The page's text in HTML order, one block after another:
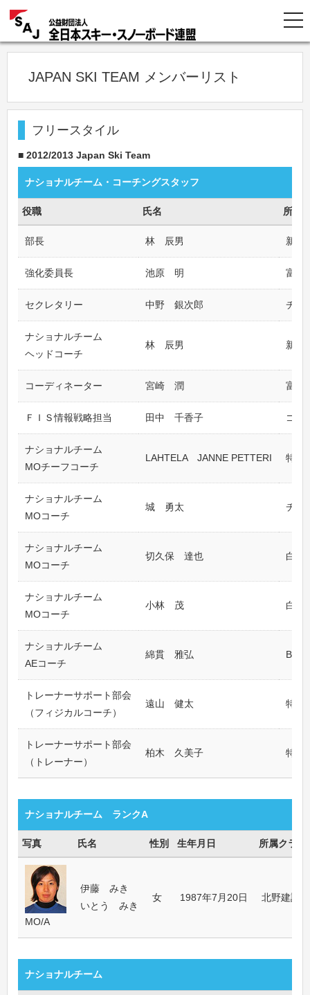
JAPAN SKI TEAM メンバーリスト
フリースタイル
■ 2012/2013 Japan Ski Team
ナショナルチーム・コーチングスタッフ
役職 氏名 所属
部長 林 辰男 新治
強化委員長 池原 明 富山
セクレタリー 中野 銀次郎 チー
ナショナルチーム
ヘッドコーチ
林 辰男 新治
コーディネーター 宮崎 潤 富山
ＦＩＳ情報戦略担当 田中 千香子 ゴー
ナショナルチーム
MOチーフコーチ
LAHTELA JANNE PETTERI 特別
ナショナルチーム
MOコーチ
城 勇太 チー
ナショナルチーム
MOコーチ
切久保 達也 白馬
ナショナルチーム
MOコーチ
小林 茂 白馬
ナショナルチーム
AEコーチ
綿貫 雅弘
トレーナーサポート部会
（フィジカルコーチ）
遠山 健太 特別
トレーナーサポート部会
（トレーナー）
柏木 久美子 特別
ナショナルチーム ランクA
写真 氏名 性別 生年月日 所属クラブ
MO/A
伊藤 みき
いとう みき
女 1987年7月20日 北野建設
ナショナルチーム